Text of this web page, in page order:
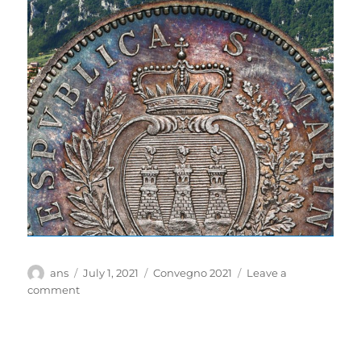
Author
ans
Posted
July 1, 2021 Categories
Convegno 2021
Leave a
commenton